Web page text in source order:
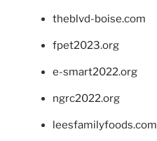
theblvd-boise.com
fpet2023.org
e-smart2022.org
ngrc2022.org
leesfamilyfoods.com